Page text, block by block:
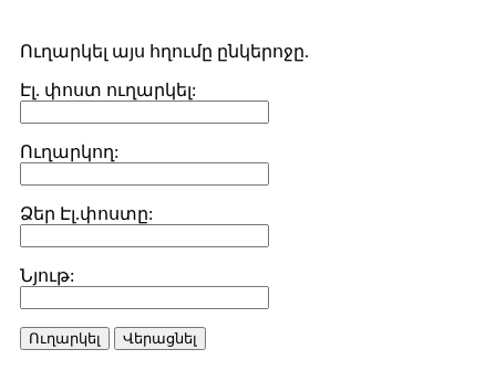
Ուղարկել այս հղումը ընկերոջը.
Էլ. փոստ ուղարկել:
Ուղարկող:
Ձեր Էլ.փոստը:
Նյութ:
Ուղարկել Վերացնել